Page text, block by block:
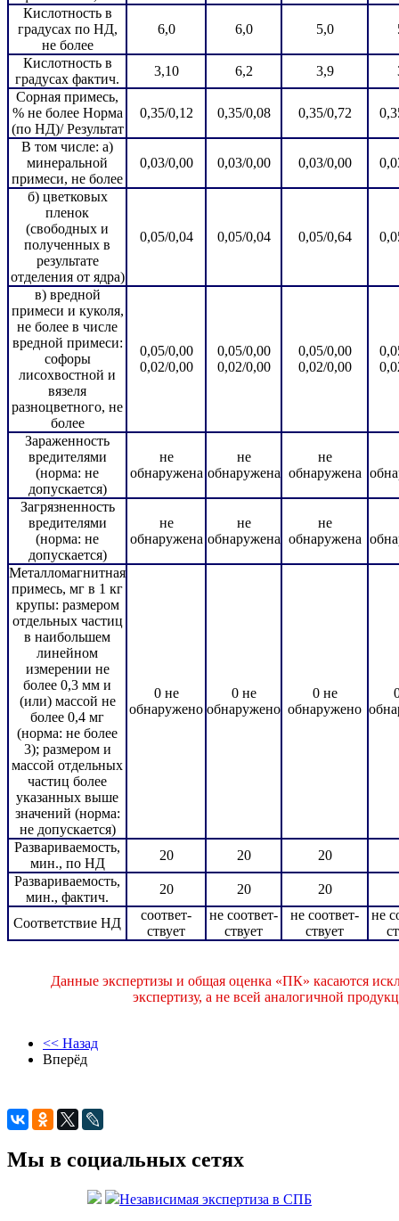
Кислотность в
градусах по НД,
не более
6,0 6,0 5,0
Кислотность в
градусах фактич.
3,10 6,2 3,9
Сорная примесь,
% не более Норма
(по НД)/ Результат
0,35/0,12 0,35/0,08 0,35/0,72
В том числе: а)
минеральной
примеси, не более
0,03/0,00 0,03/0,00 0,03/0,00
б) цветковых
пленок
(свободных и
полученных в
результате
отделения от ядра)
0,05/0,04 0,05/0,04 0,05/0,64
в) вредной
примеси и куколя,
не более в числе
вредной примеси:
софоры
лисохвостной и
вязеля
разноцветного, не
более
0,05/0,00
0,02/0,00
0,05/0,00
0,02/0,00
0,05/0,00
0,02/0,00
Зараженность
вредителями
(норма: не
допускается)
не
обнаружена
не
обнаружена
не
обнаружена
Загрязненность
вредителями
(норма: не
допускается)
не
обнаружена
не
обнаружена
не
обнаружена
Металломагнитная
примесь, мг в 1 кг
крупы: размером
отдельных частиц
в наибольшем
линейном
измерении не
более 0,3 мм и
(или) массой не
более 0,4 мг
(норма: не более
3); размером и
массой отдельных
частиц более
указанных выше
значений (норма:
не допускается)
0 не
обнаружено
0 не
обнаружено
0 не
обнаружено
Развариваемость,
мин., по НД
20 20 20
Развариваемость,
мин., фактич.
20 20 20
Соответствие НД
соответ-
ствует
не соответ-
ствует
не соответ-
ствует
не
Данные экспертизы и общая оценка «ПК» касаются
экспертизу, а не всей аналогичной
<< Назад
Вперёд
Мы в социальных сетях
Независимая экспертиза в СПБ